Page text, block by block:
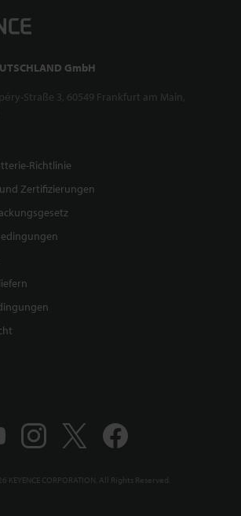
GmbH
Straße 3, 60549 Frankfurt am Main,
Richtlinie
Zertifizierungen
KEYENCE CORPORATION. All Rights Reserved.